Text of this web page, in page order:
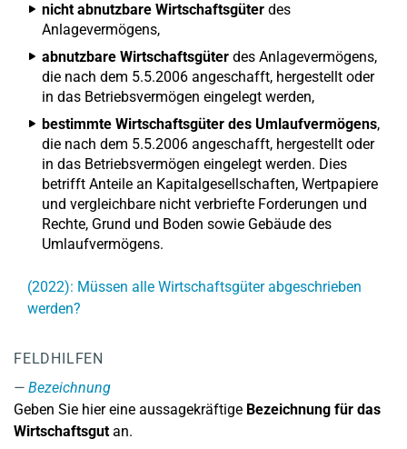
nicht abnutzbare Wirtschaftsgüter des
Anlagevermögens,
abnutzbare Wirtschaftsgüter des Anlagevermögens,
die nach dem 5.5.2006 angeschafft, hergestellt oder
in das Betriebsvermögen eingelegt werden,
bestimmte Wirtschaftsgüter des Umlaufvermögens,
die nach dem 5.5.2006 angeschafft, hergestellt oder
in das Betriebsvermögen eingelegt werden. Dies
betrifft Anteile an Kapitalgesellschaften, Wertpapiere
und vergleichbare nicht verbriefte Forderungen und
Rechte, Grund und Boden sowie Gebäude des
Umlaufvermögens.
(2022): Müssen alle Wirtschaftsgüter abgeschrieben
werden?
FELDHILFEN
Bezeichnung
Geben Sie hier eine aussagekräftige Bezeichnung für das
Wirtschaftsgutan.